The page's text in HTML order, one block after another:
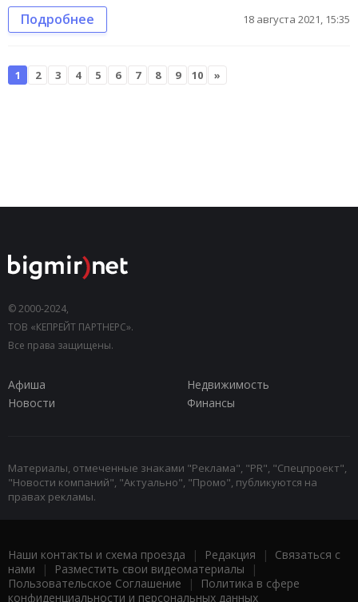
Подробнее 18 августа 2021, 15:35
1 2 3 4 5 6 7 8 9 10 »
© 2000-2024,
ТОВ «КЕПРЕЙТ ПАРТНЕРС».
Все права защищены.
Афиша
Недвижимость
Новости
Финансы
Материалы, отмеченные знаками "Реклама", "PR", "Спецпроект",
"Новости компаний", "Актуально", "Промо", публикуются на
правах рекламы.
Наши контакты и схема проезда | Редакция | Связаться с
нами | Разместить свои видеоматериалы |
Пользовательское Соглашение |
Политика в сфере
конфиденциальности и персональных данных